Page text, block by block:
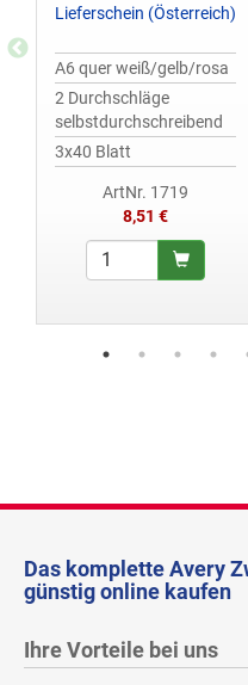
Lieferschein (Österreich)
A6 quer weiß/gelb/rosa
2 Durchschläge
selbstdurchschreibend
3x40 Blatt
ArtNr. 1719
8,51 €
Das komplette Avery
günstig online kaufen
Ihre Vorteile bei uns